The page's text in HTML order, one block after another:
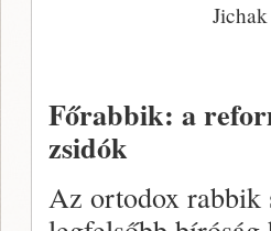
Főrabbik: a
zsidók
Az ortodox rabbik